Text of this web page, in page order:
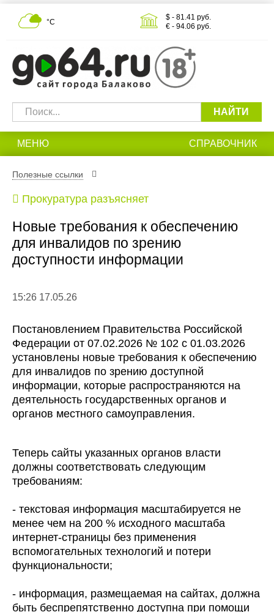
°С
$ - 81.41 руб.
€ - 94.06 руб.
НАЙТИ
МЕНЮ СПРАВОЧНИК
Полезные ссылки
Прокуратура разъясняет
Новые требования к обеспечению
для инвалидов по зрению
доступности информации
15:26 17.05.26
Постановлением Правительства Российской
Федерации от 07.02.2026 № 102 с 01.03.2026
установлены новые требования к обеспечению
для инвалидов по зрению доступной
информации, которые распространяются на
деятельность государственных органов и
органов местного самоуправления.
Теперь сайты указанных органов власти
должны соответствовать следующим
требованиям:
- текстовая информация масштабируется не
менее чем на 200 % исходного масштаба
интернет-страницы без применения
вспомогательных технологий и потери
функциональности;
- информация, размещаемая на сайтах, должна
быть беспрепятственно доступна при помощи